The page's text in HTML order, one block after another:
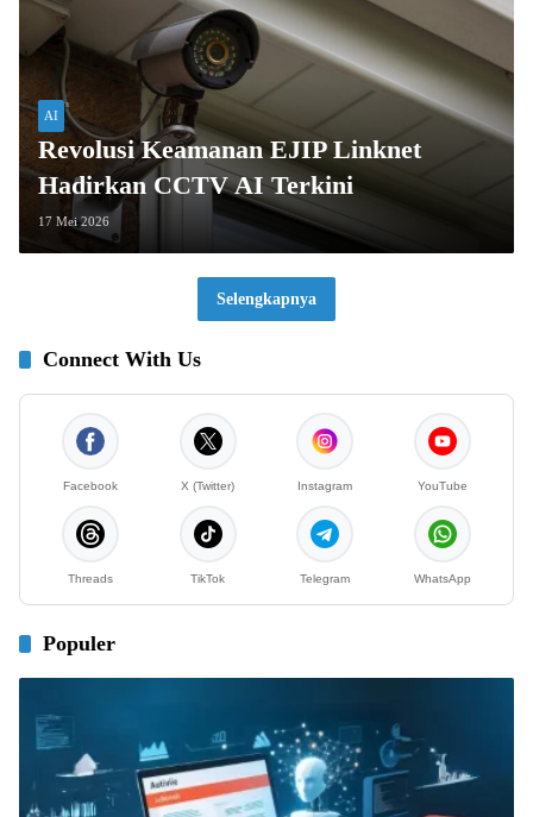
AI
Revolusi Keamanan EJIP Linknet
Hadirkan CCTV AI Terkini
17 Mei 2026
Selengkapnya
Connect With Us
Facebook X (Twitter) Instagram YouTube
Threads TikTok Telegram WhatsApp
Populer